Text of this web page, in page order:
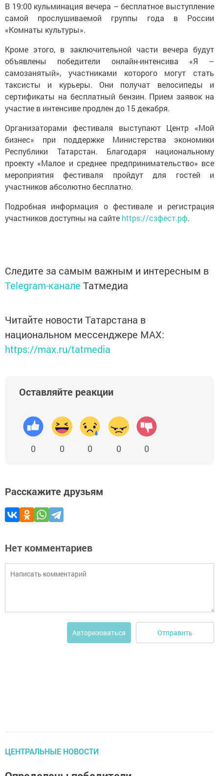
В 19:00 кульминация вечера – бесплатное выступление
самой прослушиваемой группы года в России
«Комнаты культуры».
Кроме этого, в заключительной части вечера будут
объявлены победители онлайн-интенсива «Я –
самозанятый», участниками которого могут стать
таксисты и курьеры. Они получат велосипеды и
сертификаты на бесплатный бензин. Прием заявок на
участие в интенсиве продлен до 15 декабря.
Организаторами фестиваля выступают Центр «Мой
бизнес» при поддержке Министерства экономики
Республики Татарстан. Благодаря национальному
проекту «Малое и среднее предпринимательство» все
мероприятия фестиваля пройдут для гостей и
участников абсолютно бесплатно.
Подробная информация о фестивале и регистрация
участников доступны на сайте https://сзфест.рф.
Следите за самым важным и интересным в
Telegram-канале Татмедиа
Читайте новости Татарстана в
национальном мессенджере MАХ:
https://max.ru/tatmedia
Оставляйте реакции
0 0 0 0 0
Расскажите друзьям
Нет комментариев
Авторизоваться Отправить
ЦЕНТРАЛЬНЫЕ НОВОСТИ